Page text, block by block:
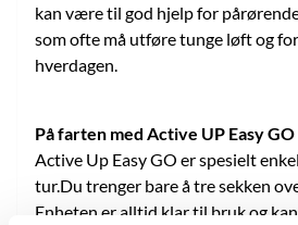
kan være til god hjelp for
som ofte må utføre tunge løft og
hverdagen.
På farten med Active UP Easy GO
Active Up Easy GO er spesielt
tur.Du trenger bare å tre sekken
Enheten er alltid klar til bruk og